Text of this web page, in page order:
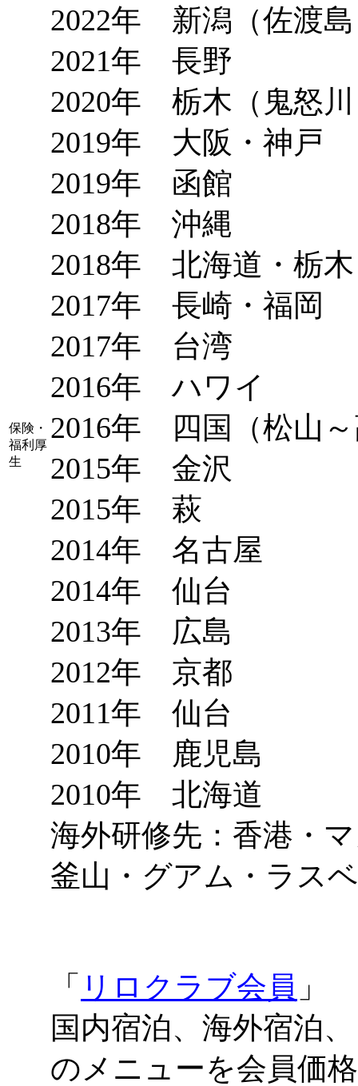
保険・
福利厚
生
2022年 新潟（佐渡
2021年 長野
2020年 栃木（鬼怒
2019年 大阪・神戸
2019年 函館
2018年 沖縄
2018年 北海道・栃
2017年 長崎・福岡
2017年 台湾
2016年 ハワイ
2016年 四国（松山
2015年 金沢
2015年 萩
2014年 名古屋
2014年 仙台
2013年 広島
2012年 京都
2011年 仙台
2010年 鹿児島
2010年 北海道
海外研修先：香港・
釜山・グアム・ラス
「 リロクラブ会員 」
国内宿泊、海外宿泊
のメニューを会員価